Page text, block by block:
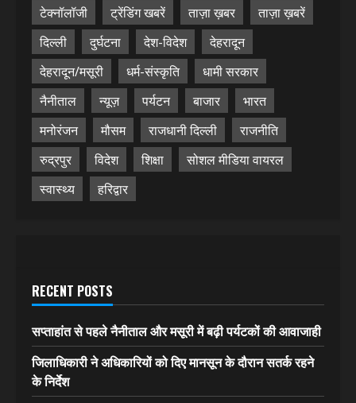
टेक्नॉलॉजी
ट्रेंडिंग खबरें ताज़ा ख़बर
ताज़ा ख़बरें
दिल्ली
दुर्घटना देश-विदेश
देहरादून
देहरादून/मसूरी
धर्म-संस्कृति
धामी सरकार
नैनीताल
न्यूज़ पर्यटन बाजार
भारत
मनोरंजन
मौसम राजधानी दिल्ली
राजनीति
रुद्रपुर
विदेश शिक्षा
सोशल मीडिया वायरल
स्वास्थ्य
हरिद्वार
RECENT POSTS
सप्ताहांत से पहले नैनीताल और मसूरी में बढ़ी पर्यटकों की आवाजाही
जिलाधिकारी ने अधिकारियों को दिए मानसून के दौरान सतर्क रहने
के निर्देश